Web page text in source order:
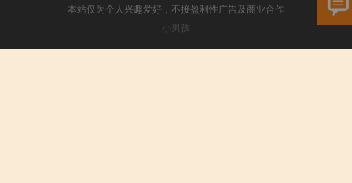
本站仅为个人兴趣爱好，不接盈利性广告及商业合作
小男孩